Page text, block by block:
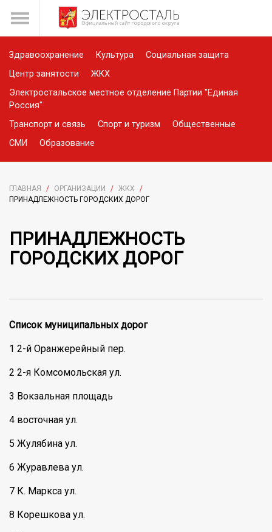
Здравоохранение Культура
Социальная защита
Центр занятости
ЖКХ
Электростальское местное отделение Партии "Единая
Россия"
Транспорт и связь
Спорт и туризм
Общественные
СМИ
Образование
ГЛАВНАЯ / ОРГАНИЗАЦИИ / ЖКХ
/
ПРИНАДЛЕЖНОСТЬ ГОРОДСКИХ ДОРОГ
ПРИНАДЛЕЖНОСТЬ
ГОРОДСКИХ ДОРОГ
Список муниципальных дорог
1 2-й Оранжерейный пер.
2 2-я Комсомольская ул.
3 Вокзальная площадь
4 восточная ул.
5 Жулябина ул.
6 Журавлева ул.
7 К. Маркса ул.
8 Корешкова ул.